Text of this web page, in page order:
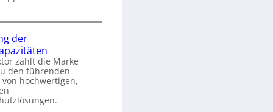
der
zählt die Marke
den führenden
hochwertigen,